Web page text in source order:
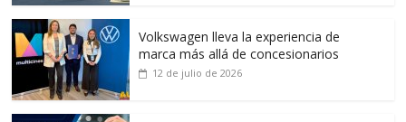
Volkswagen lleva la experiencia de
marca más allá de concesionarios
12 de julio de 2026